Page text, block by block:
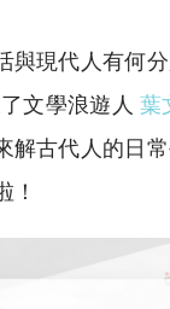
與現代人有何分
文學浪遊人葉
解古代人的日
！